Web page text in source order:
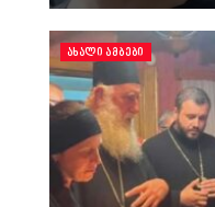
ᲐᲮᲐᲚᲘ ᲐᲛᲑᲔᲑᲘ